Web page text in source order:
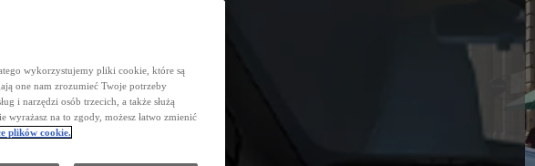
wykorzystujemy pliki cookie, które są
one nam zrozumieć Twoje potrzeby
i narzędzi osób trzecich, a także służą
na to zgody, możesz łatwo zmienić
plików cookie.